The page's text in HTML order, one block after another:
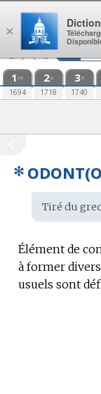
Aller au contenu
1 re
1694
2e
1718
3e
1740
✻
Étymologie
:
Tiré du grec
Élément de
à former
usuels sont
×